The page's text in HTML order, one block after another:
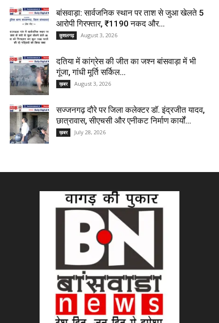
बांसवाड़ा: सार्वजनिक स्थान पर ताश से जुआ खेलते 5
आरोपी गिरफ्तार, ₹1190 नकद और...
कुशलगढ़ August 3, 2026
दतिया में कांग्रेस की जीत का जश्न बांसवाड़ा में भी
गूंजा, गांधी मूर्ति सर्किल...
ख़बर August 3, 2026
सज्जनगढ़ दौरे पर जिला कलेक्टर डॉ. इंद्रजीत यादव,
छात्रावास, सीएचसी और एनीकट निर्माण कार्यों...
ख़बर July 28, 2026